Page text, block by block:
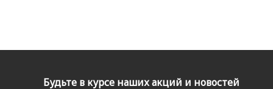
Будьте в курсе наших акций и новостей